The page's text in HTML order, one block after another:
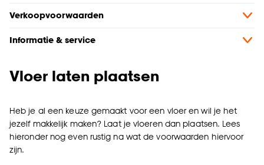
Verkoopvoorwaarden
Informatie & service
Vloer laten plaatsen
Heb je al een keuze gemaakt voor een vloer en wil je het
jezelf makkelijk maken? Laat je vloeren dan plaatsen. Lees
hieronder nog even rustig na wat de voorwaarden hiervoor
zijn.